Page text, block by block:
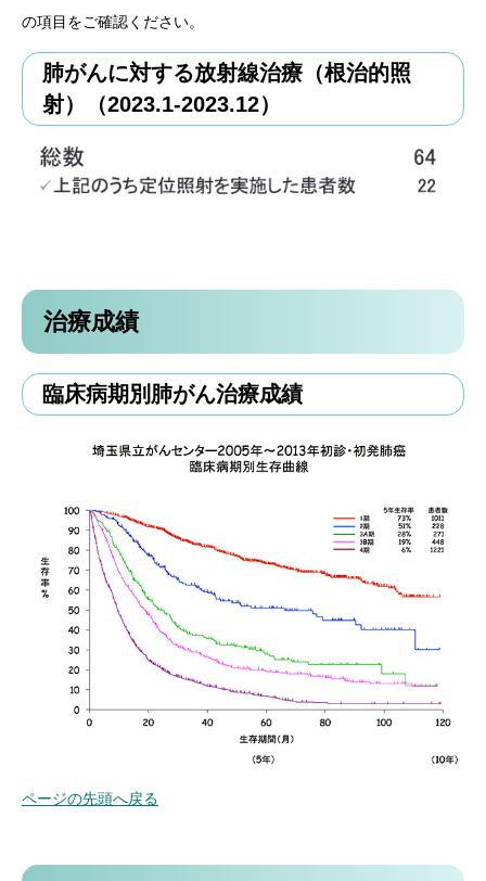
の項目をご確認ください。
肺がんに対する放射線治療（根治的照
射）（2023.1-2023.12）
治療成績
臨床病期別肺がん治療成績
ページの先頭へ戻る